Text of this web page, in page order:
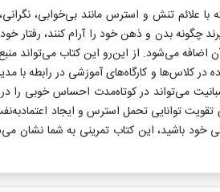
علائم تنش و استرس مانند بی‌خوابی،
چگونه بدن و ذهن خود را آرام کنند،
می‌شود. از این‌رو این کتاب می‌تواند
در کلاس‌ها و کارگاه‌های آموزشی در
می‌تواند در کوتاه‌مدت احساس خوبی را
توانایی تحمل استرس و ایجاد
باشید، این کتاب تمرینی به شما نشان